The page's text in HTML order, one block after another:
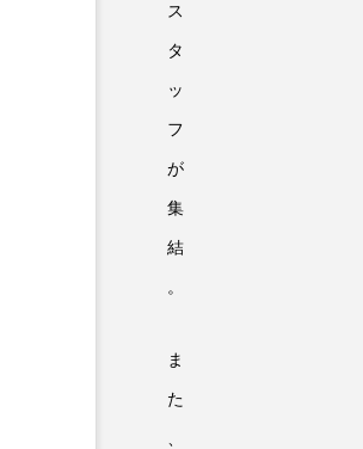
ス
タ
ッ
フ
が
集
結
。
ま
た